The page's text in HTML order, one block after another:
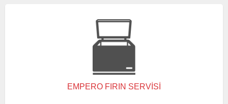
EMPERO FIRIN SERVISI